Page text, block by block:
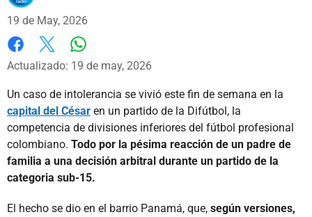
19 de May, 2026
Facebook
X
Actualizado: 19 de may, 2026
Un caso de intolerancia se vivió este fin de semana en la
capital del César en un partido de la Difútbol, la
competencia de divisiones inferiores del fútbol profesional
colombiano. Todo por la pésima reacción de un padre de
familia a una decisión arbitral durante un partido de la
categoria sub-15.
El hecho se dio en el barrio Panamá, que, según versiones,